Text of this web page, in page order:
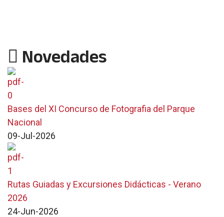
Novedades
Bases del XI Concurso de Fotografia del Parque
Nacional
09-Jul-2026
Rutas Guiadas y Excursiones Didácticas - Verano
2026
24-Jun-2026